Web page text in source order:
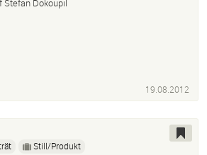
Stefan Dokoupil
19.08.2012
Still/Produkt